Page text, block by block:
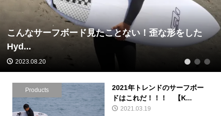
こんなサーフボード見たことない！歪な形をした
Hyd...
2023.08.20 1 2 3
Products
2021年トレンドのサーフボー
ドはこれだ！！！ 【K...
2021.03.19